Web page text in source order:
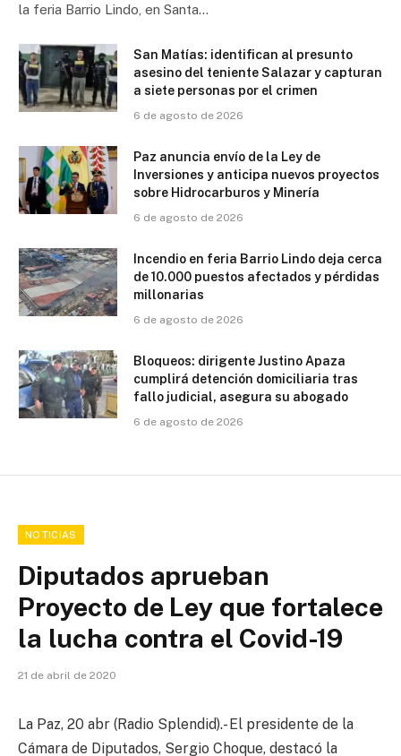
la feria Barrio Lindo, en Santa…
San Matías: identifican al presunto
asesino del teniente Salazar y capturan
a siete personas por el crimen
6 de agosto de 2026
Paz anuncia envío de la Ley de
Inversiones y anticipa nuevos proyectos
sobre Hidrocarburos y Minería
6 de agosto de 2026
Incendio en feria Barrio Lindo deja cerca
de 10.000 puestos afectados y pérdidas
millonarias
6 de agosto de 2026
Bloqueos: dirigente Justino Apaza
cumplirá detención domiciliaria tras
fallo judicial, asegura su abogado
6 de agosto de 2026
NOTICIAS
Diputados aprueban
Proyecto de Ley que fortalece
la lucha contra el Covid-19
21 de abril de 2020
La Paz, 20 abr (Radio Splendid).- El presidente de la
Cámara de Diputados, Sergio Choque, destacó la